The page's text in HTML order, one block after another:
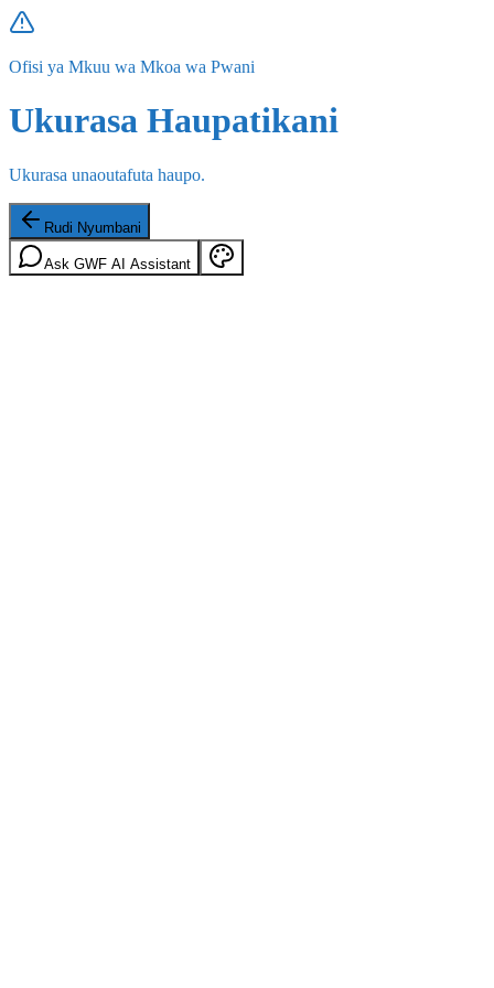
Ofisi ya Mkuu wa Mkoa wa Pwani
Ukurasa Haupatikani
Ukurasa unaoutafuta haupo.
Rudi Nyumbani
Ask GWF AI Assistant